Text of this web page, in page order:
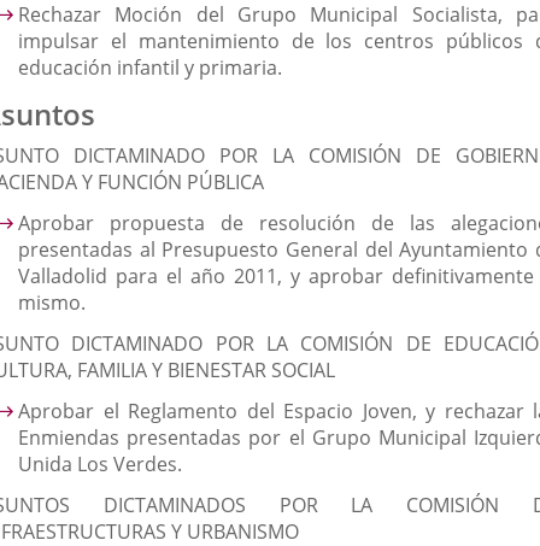
Rechazar Moción del Grupo Municipal Socialista,
impulsar el mantenimiento de los centros públicos
educación infantil y primaria.
DICTAMINADO POR LA COMISIÓN DE
Y FUNCIÓN PÚBLICA
Aprobar propuesta de resolución de las
presentadas al Presupuesto General del Ayuntamiento
Valladolid para el año 2011, y aprobar definitivamente
mismo.
DICTAMINADO POR LA COMISIÓN DE
FAMILIA Y BIENESTAR SOCIAL
Aprobar el Reglamento del Espacio Joven, y rechazar
Enmiendas presentadas por el Grupo Municipal
Unida Los Verdes.
DICTAMINADOS POR LA COMISIÓN
Y URBANISMO